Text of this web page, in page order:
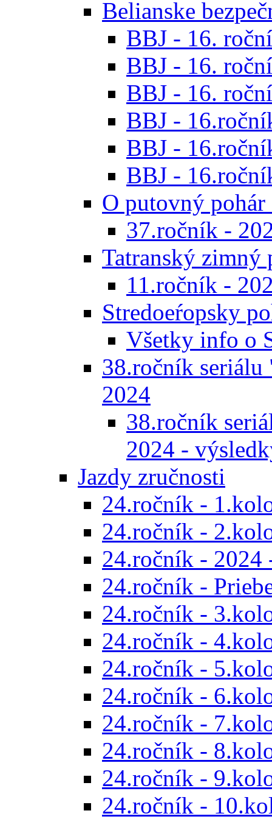
Belianske
BBJ - 16.
BBJ - 16.
BBJ - 16.
BBJ -
BBJ -
BBJ -
O putovný
37.ročník -
Tatranský zimný
11.ročník -
Stredoeŕopsky
Všetky info o
38.ročník
2024
38.ročník
2024 -
Jazdy zručnosti
24.ročník -
24.ročník -
24.ročník - 2024
24.ročník -
24.ročník -
24.ročník -
24.ročník -
24.ročník -
24.ročník -
24.ročník -
24.ročník -
24.ročník -